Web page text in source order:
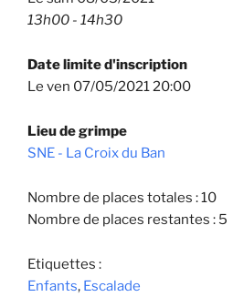
13h00 - 14h30
Date limite d'inscription
Le ven 07/05/2021 20:00
Lieu de grimpe
SNE - La Croix du Ban
Nombre de places totales : 10
Nombre de places restantes : 5
Etiquettes :
Enfants, Escalade